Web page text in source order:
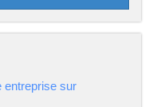
entreprise sur